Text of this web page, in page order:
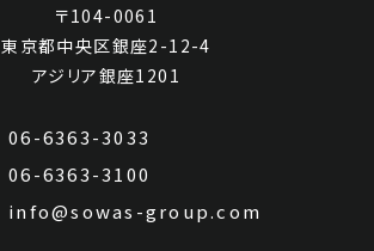
〒104-0061
東京都中央区銀座2-12-4
アジリア銀座1201
06-6363-3033
06-6363-3100
info@sowas-group.com